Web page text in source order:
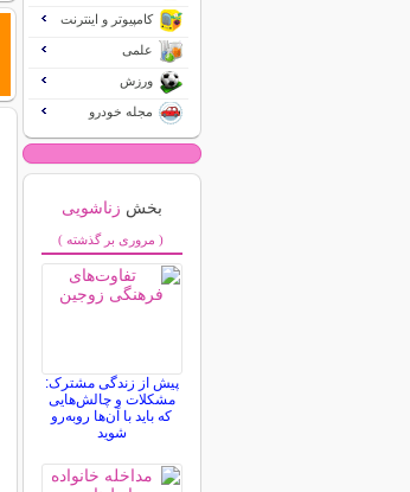
کامپیوتر و اینترنت
علمی
ورزش
مجله خودرو
بخش زناشویی
( مروری بر گذشته )
پیش از زندگی مشترک:
مشکلات و چالش‌هایی
که باید با آن‌ها روبه‌رو
شوید